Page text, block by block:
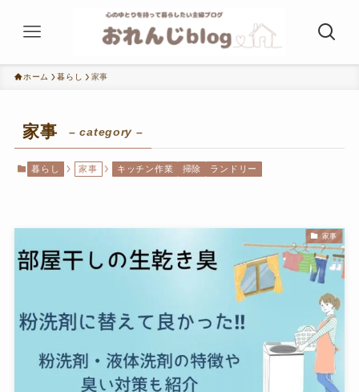
ホーム 暮らし 家事
家事 – category –
暮らし 家事 キッチン作業 掃除 ランドリー
家事